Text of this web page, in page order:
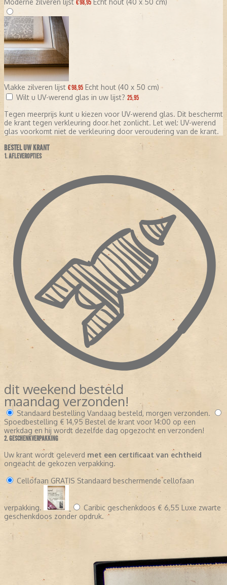
Moderne zilveren lijst € 98,95 Echt hout (40 x 50 cm)
Vlakke zilveren lijst € 98,95 Echt hout (40 x 50 cm)
Wilt u UV-werend glas in uw lijst? 25,95
Tegen meerprijs kunt u kiezen voor UV-werend glas. Dit beschermt
de krant tegen verkleuring door het zonlicht. Let wel: UV-werend
glas voorkomt niet de verkleuring door veroudering van de krant.
BESTEL UW KRANT
1. AFLEVEROPTIES
dit weekend besteld
maandag verzonden!
Standaard bestelling Vandaag besteld, morgen verzonden.
Spoedbestelling € 14,95 Bestel de krant voor 14:00 op een
werkdag en hij wordt dezelfde dag opgezocht en verzonden!
2. GESCHENKVERPAKKING
Uw krant wordt geleverd met een certificaat van echtheid
ongeacht de gekozen verpakking.
Cellofaan GRATIS Standaard beschermende cellofaan
verpakking. Caribic geschenkdoos € 6,55 Luxe zwarte
geschenkdoos zonder opdruk.